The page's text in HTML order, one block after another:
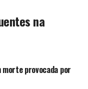
na
morte provocada por